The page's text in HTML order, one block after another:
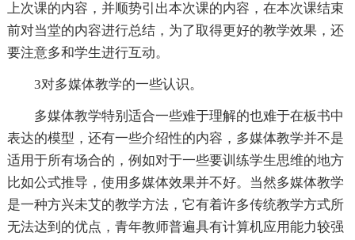
上次课的内容，并顺势引出本次课的内容，在本次课结束
前对当堂的内容进行总结，为了取得更好的教学效果，还
要注意多和学生进行互动。
3对多媒体教学的一些认识。
多媒体教学特别适合一些难于理解的也难于在板书中
表达的模型，还有一些介绍性的内容，多媒体教学并不是
适用于所有场合的，例如对于一些要训练学生思维的地方
比如公式推导，使用多媒体效果并不好。当然多媒体教学
是一种方兴未艾的教学方法，它有着许多传统教学方式所
无法达到的优点，青年教师普遍具有计算机应用能力较强